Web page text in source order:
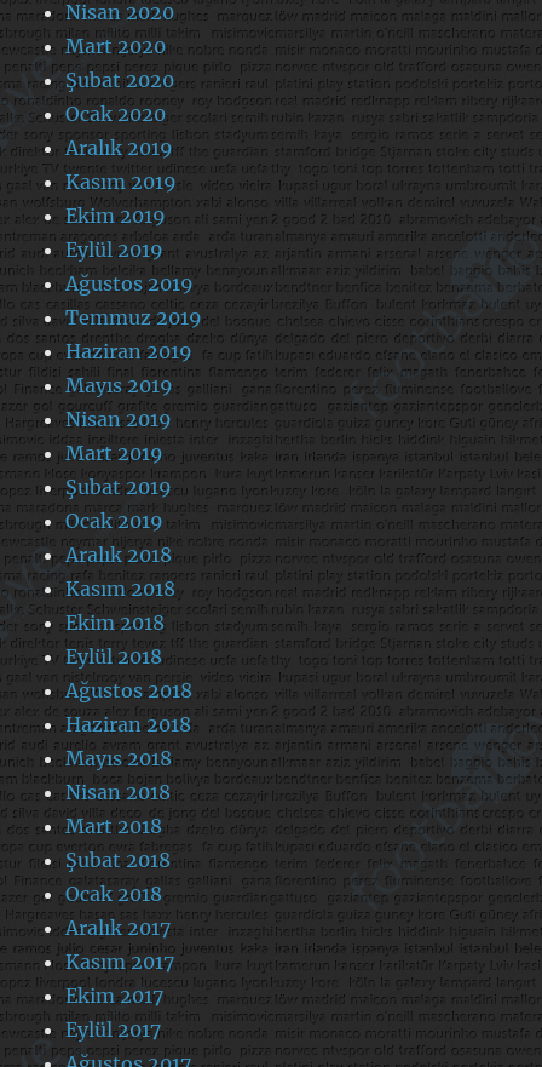
Nisan 2020
Mart 2020
Şubat 2020
Ocak 2020
Aralık 2019
Kasım 2019
Ekim 2019
Eylül 2019
Ağustos 2019
Temmuz 2019
Haziran 2019
Mayıs 2019
Nisan 2019
Mart 2019
Şubat 2019
Ocak 2019
Aralık 2018
Kasım 2018
Ekim 2018
Eylül 2018
Ağustos 2018
Haziran 2018
Mayıs 2018
Nisan 2018
Mart 2018
Şubat 2018
Ocak 2018
Aralık 2017
Kasım 2017
Ekim 2017
Eylül 2017